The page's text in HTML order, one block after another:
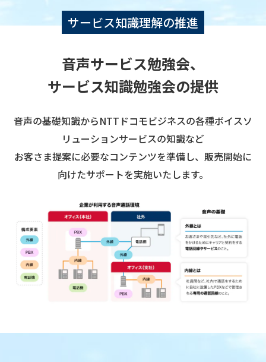
サービス知識理解の推進
音声サービス勉強会、
サービス知識勉強会の提供
音声の基礎知識からNTTドコモビジネスの各種ボイスソ
リューションサービスの知識など
お客さま提案に必要なコンテンツを準備し、販売開始に
向けたサポートを実施いたします。